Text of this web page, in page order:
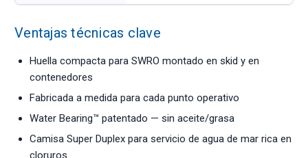
Ventajas técnicas clave
Huella compacta para SWRO montado en skid y en
contenedores
Fabricada a medida para cada punto operativo
Water Bearing™ patentado — sin aceite/grasa
Camisa Super Duplex para servicio de agua de mar rica en
cloruros